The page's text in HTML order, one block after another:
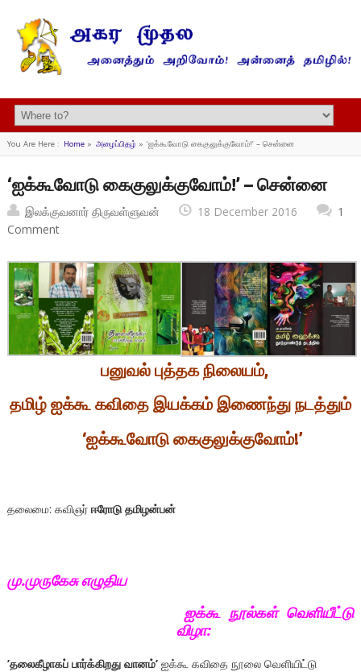
You Are Here : Home» அழைப்பிதழ் » ‘ஐக்கூவோடு கைகுலுக்குவோம்!’ – சென்னை
‘ஐக்கூவோடு கைகுலுக்குவோம்!’ – சென்னை
இலக்குவனார் திருவள்ளுவன் 18 December 2016
1
Comment
பனுவல் புத்தக நிலையம்,
தமிழ் ஐக்கூ கவிதை இயக்கம்இணைந்து நடத்தும்
‘ஐக்கூவோடு கைகுலுக்குவோம்!’
தலைமை: கவிஞர் ஈரோடு தமிழன்பன்
மு.முருகேசு எழுதிய
ஐக்கூ நூல்கள் வெளியீட்டு
விழா:
’தலைகீழாகப் பார்க்கிறது வானம்’ ஐக்கூ கவிதை நூலை வெளியிட்டு